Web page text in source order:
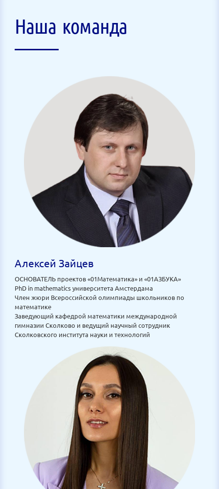
Наша команда
Алексей Зайцев
ОСНОВАТЕЛЬ проектов «01Математика» и «01АЗБУКА»
PhD in mathematics университета Амстердама
Член жюри Всероссийской олимпиады школьников по
математике
Заведующий кафедрой математики международной
гимназии Сколково и ведущий научный сотрудник
Сколковского института науки и технологий